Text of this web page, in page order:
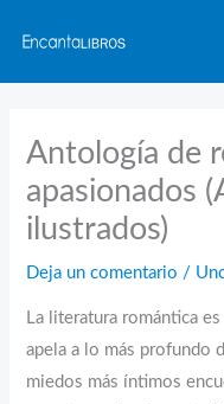
contenido
Antología de
apasionados
ilustrados)
Deja un comentario /
La literatura romántica
apela a lo más profundo
miedos más íntimos